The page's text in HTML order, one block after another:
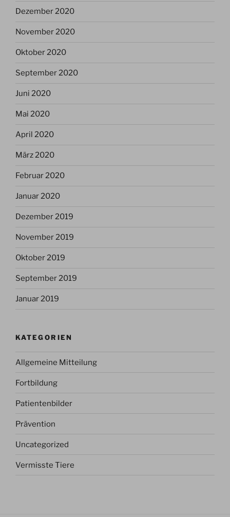
Dezember 2020
November 2020
Oktober 2020
September 2020
Juni 2020
Mai 2020
April 2020
März 2020
Februar 2020
Januar 2020
Dezember 2019
November 2019
Oktober 2019
September 2019
Januar 2019
KATEGORIEN
Allgemeine Mitteilung
Fortbildung
Patientenbilder
Prävention
Uncategorized
Vermisste Tiere